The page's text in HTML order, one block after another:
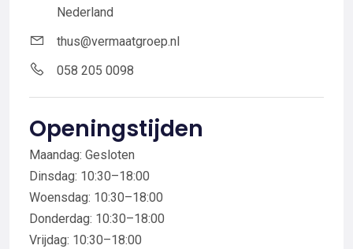
Nederland
thus@vermaatgroep.nl
058 205 0098
Openingstijden
Maandag: Gesloten
Dinsdag: 10:30–18:00
Woensdag: 10:30–18:00
Donderdag: 10:30–18:00
Vrijdag: 10:30–18:00